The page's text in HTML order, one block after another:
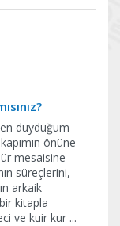
duyduğum
önüne
mesaisine
süreçlerini,
arkaik
kitapla
ve kuir kur ...